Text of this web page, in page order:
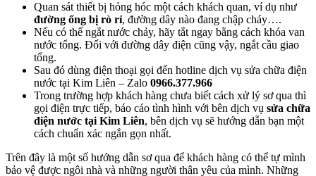
Quan sát thiết bị hỏng hóc một cách khách quan, ví dụ như
đường ống bị rò rỉ, đường dây nào đang chập cháy….
Nếu có thể ngắt nước chảy, hãy tắt ngay bằng cách khóa van
nước tổng. Đối với đường dây điện cũng vậy, ngắt cầu giao
tổng.
Sau đó dùng điện thoại gọi đến hotline dịch vụ sửa chữa điện
nước tại Kim Liên – Zalo 0966.377.966
Trong trường hợp khách hàng chưa biết cách xử lý sơ qua thì
gọi điện trực tiếp, báo cáo tình hình với bên dịch vụ sửa chữa
điện nước tại Kim Liên, bên dịch vụ sẽ hướng dẫn bạn một
cách chuẩn xác ngắn gọn nhất.
Trên đây là một số hướng dẫn sơ qua để khách hàng có thể tự mình
bảo vệ được ngôi nhà và những người thân yêu của mình. Những